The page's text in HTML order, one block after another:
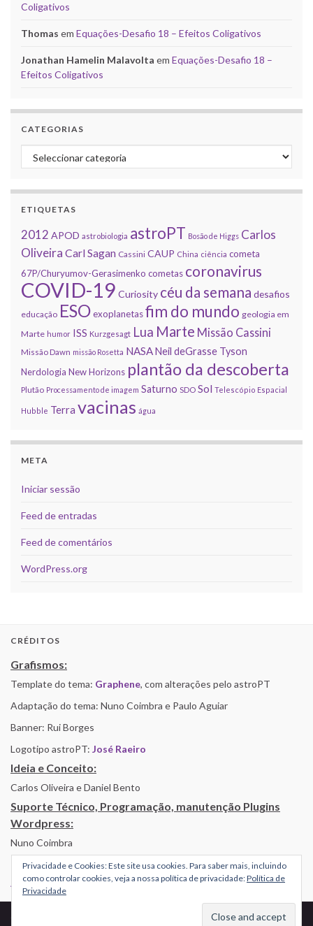
Coligativos
Thomas em Equações-Desafio 18 – Efeitos Coligativos
Jonathan Hamelin Malavolta em Equações-Desafio 18 –
Efeitos Coligativos
CATEGORIAS
Categorias
ETIQUETAS
2012 APOD astrobiologia astroPT Bosão de Higgs Carlos
Oliveira Carl Sagan Cassini CAUP China ciência cometa
67P/Churyumov-Gerasimenko cometas coronavirus
COVID-19 Curiosity céu da semana desafios
educação ESOexoplanetasfim do mundo geologia em
Marte humor ISS Kurzgesagt Lua Marte Missão Cassini
Missão Dawn missão Rosetta NASANeil deGrasse Tyson
Nerdologia New Horizons plantão da descoberta
Plutão Processamento de imagem Saturno SDO Sol Telescópio Espacial
Hubble Terra vacinas água
META
Iniciar sessão
Feed de entradas
Feed de comentários
WordPress.org
CRÉDITOS
Grafismos:
Template do tema: Graphene, com alterações pelo astroPT
Adaptação do tema: Nuno Coimbra e Paulo Aguiar
Banner: Rui Borges
Logotipo astroPT: José Raeiro
Ideia e Conceito:
Carlos Oliveira e Daniel Bento
Suporte Técnico, Programação, manutenção Plugins
Wordpress:
Nuno Coimbra
Alojamento por Simbiose
Privacidade e Cookies: Este site usa cookies. Para saber mais, incluindo
como controlar cookies, veja a nossa política de privacidade:Política de
Privacidade